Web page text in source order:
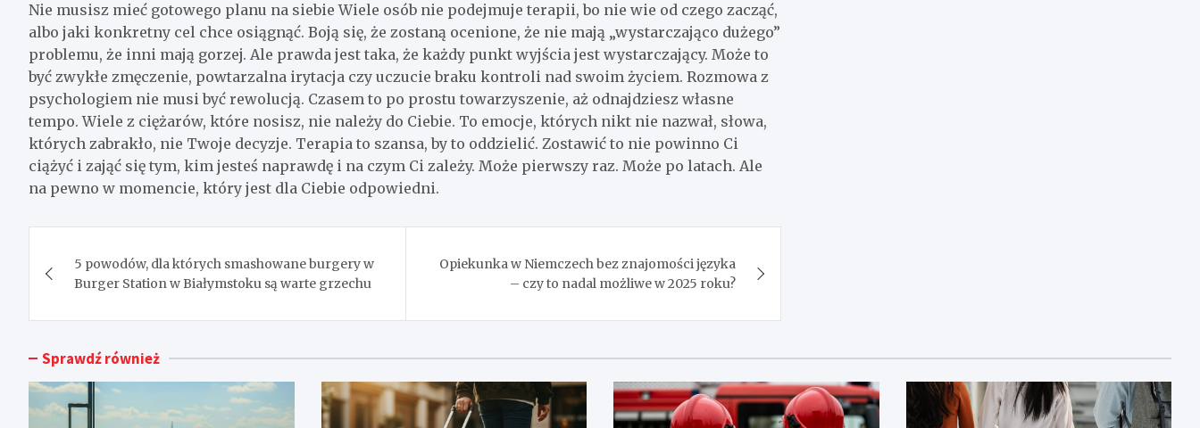
Nie musisz mieć gotowego planu na siebie Wiele osób nie podejmuje terapii, bo nie wie od czego zacząć,
albo jaki konkretny cel chce osiągnąć. Boją się, że zostaną ocenione, że nie mają „wystarczająco dużego”
problemu, że inni mają gorzej. Ale prawda jest taka, że każdy punkt wyjścia jest wystarczający. Może to
być zwykłe zmęczenie, powtarzalna irytacja czy uczucie braku kontroli nad swoim życiem. Rozmowa z
psychologiem nie musi być rewolucją. Czasem to po prostu towarzyszenie, aż odnajdziesz własne
tempo. Wiele z ciężarów, które nosisz, nie należy do Ciebie. To emocje, których nikt nie nazwał, słowa,
których zabrakło, nie Twoje decyzje. Terapia to szansa, by to oddzielić. Zostawić to nie powinno Ci
ciążyć i zająć się tym, kim jesteś naprawdę i na czym Ci zależy. Może pierwszy raz. Może po latach. Ale
na pewno w momencie, który jest dla Ciebie odpowiedni.
wpisu
5 powodów, dla których smashowane burgery w
Burger Station w Białymstoku są warte grzechu
Opiekunka w Niemczech bez znajomości języka
– czy to nadal możliwe w 2025 roku?
Sprawdź również